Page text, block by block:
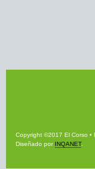
Copyright ©2017 El Corso •
Diseñado por INQANET.